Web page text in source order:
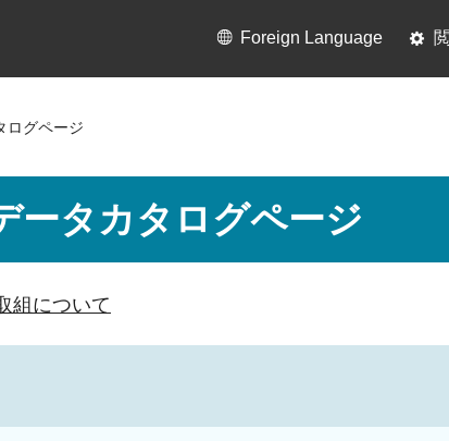
Foreign Language
ログページ
ータカタログページ
組について